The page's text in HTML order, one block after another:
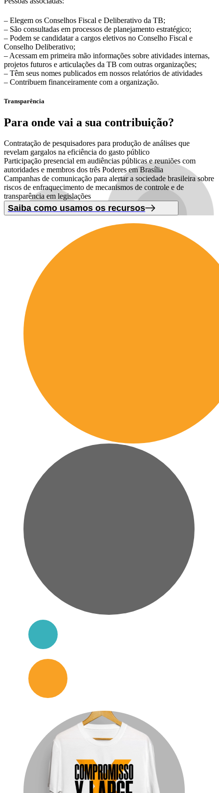
– Elegem os Conselhos Fiscal e Deliberativo da TB;
– São consultadas em processos de planejamento estratégico;
– Podem se candidatar a cargos eletivos no Conselho Fiscal e
Conselho Deliberativo;
– Acessam em primeira mão informações sobre atividades internas,
projetos futuros e articulações da TB com outras organizações;
– Têm seus nomes publicados em nossos relatórios de atividades
– Contribuem financeiramente com a organização.
Transparência
Para onde vai a sua contribuição?
Contratação de pesquisadores para produção de análises que
revelam gargalos na eficiência do gasto público
Participação presencial em audiências públicas e reuniões com
autoridades e membros dos três Poderes em Brasília
Campanhas de comunicação para alertar a sociedade brasileira sobre
riscos de enfraquecimento de mecanismos de controle e de
transparência em legislações
Saiba como usamos os recursos